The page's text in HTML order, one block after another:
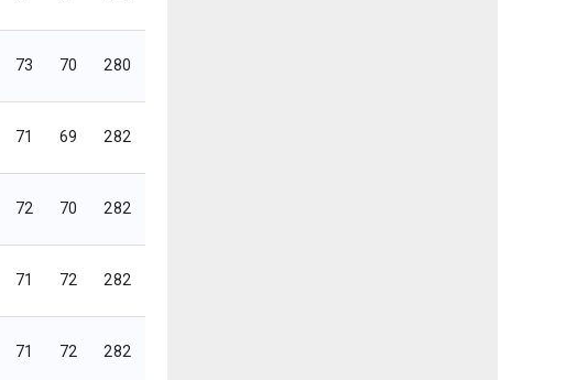
73 70 280
71 69 282
72 70 282
71 72 282
71 72 282